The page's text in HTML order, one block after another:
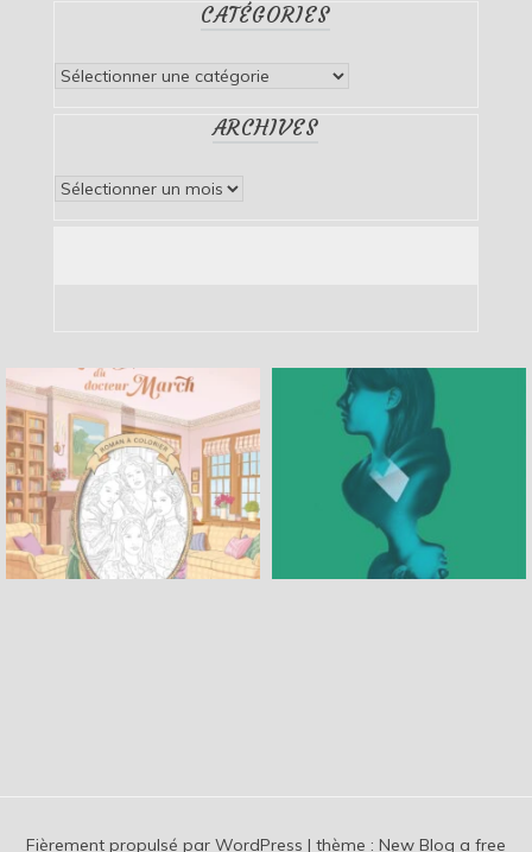
CATÉGORIES
Catégories
ARCHIVES
Archives
Fièrement propulsé par WordPress | thème : New Blog a free